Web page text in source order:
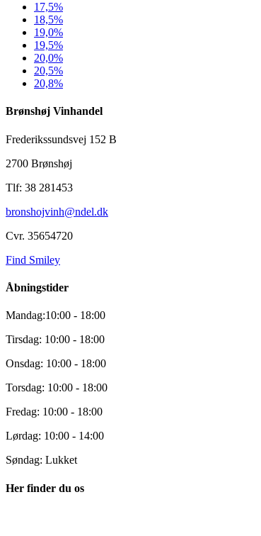
17,5%
18,5%
19,0%
19,5%
20,0%
20,5%
20,8%
Brønshøj Vinhandel
Frederikssundsvej 152 B
2700 Brønshøj
Tlf: 38 281453
bronshojvinh@ndel.dk
Cvr. 35654720
Find Smiley
Åbningstider
Mandag:10:00 - 18:00
Tirsdag: 10:00 - 18:00
Onsdag: 10:00 - 18:00
Torsdag: 10:00 - 18:00
Fredag: 10:00 - 18:00
Lørdag: 10:00 - 14:00
Søndag: Lukket
Her finder du os